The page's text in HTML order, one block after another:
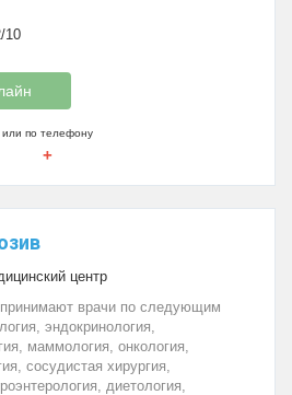
10
или по телефону
+
центр
врачи по следующим
эндокринология,
маммология, онкология,
сосудистая хирургия,
диетология,